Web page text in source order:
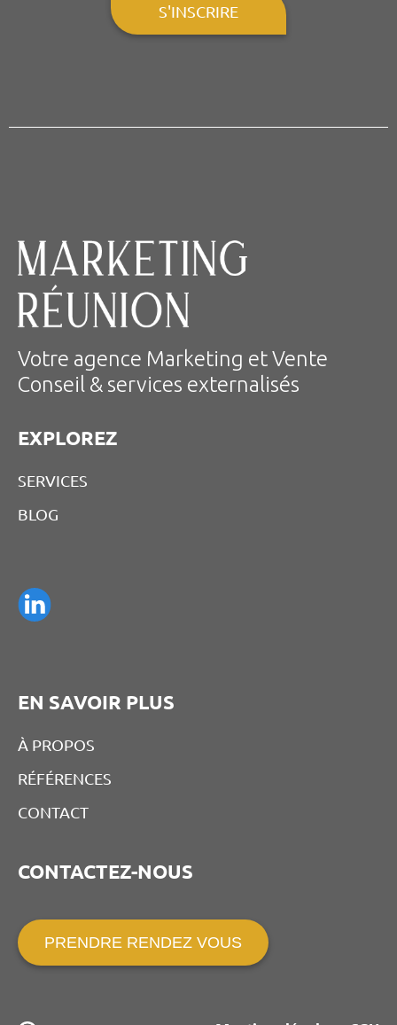
S'INSCRIRE
Votre agence Marketing et Vente
Conseil & services externalisés
EXPLOREZ
SERVICES
BLOG
EN SAVOIR PLUS
À PROPOS
RÉFÉRENCES
CONTACT
CONTACTEZ-NOUS
PRENDRE RENDEZ VOUS